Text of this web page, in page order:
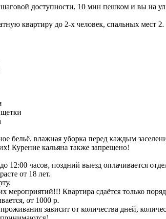
доступности, 10 мин пешком и вы на
квартиру до 2-х человек, спальных мест
бельё, влажная уборка перед каждым
Курение кальяна также запрещено!
12:00 часов, поздний выезд оплачивается
от 18 лет.
мероприятий!!! Квартира сдаётся только
от 1000 р.
зависит от количества дней,